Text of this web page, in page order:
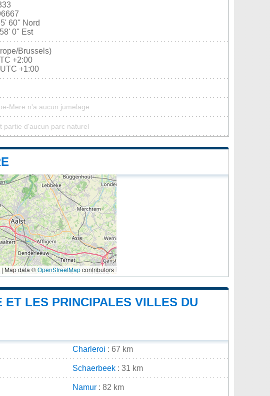
60'' Nord
0'' Est
Brussels)
+2:00
+1:00
Mere n'a aucun jumelage
partie d'aucun parc naturel
| Map data ©OpenStreetMapcontributors
ET LES PRINCIPALES VILLES DU
Charleroi : 67 km
Schaerbeek : 31 km
Namur : 82 km